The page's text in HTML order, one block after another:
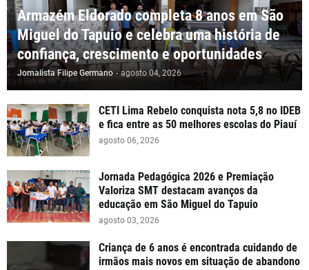
Armazém Eldorado completa 8 anos em São
Miguel do Tapuio e celebra uma história de
confiança, crescimento e oportunidades
Jornalista Filipe Germano - agosto 04, 2026
CETI Lima Rebelo conquista nota 5,8 no IDEB
e fica entre as 50 melhores escolas do Piauí
agosto 06, 2026
Jornada Pedagógica 2026 e Premiação
Valoriza SMT destacam avanços da
educação em São Miguel do Tapuio
agosto 03, 2026
Criança de 6 anos é encontrada cuidando de
irmãos mais novos em situação de abandono